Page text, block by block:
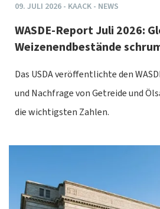
09. JULI 2026 - KAACK - NEWS
WASDE-Report Juli 2026:
Weizenendbestände
Das USDA veröffentlichte den
und Nachfrage von Getreide und
die wichtigsten Zahlen.